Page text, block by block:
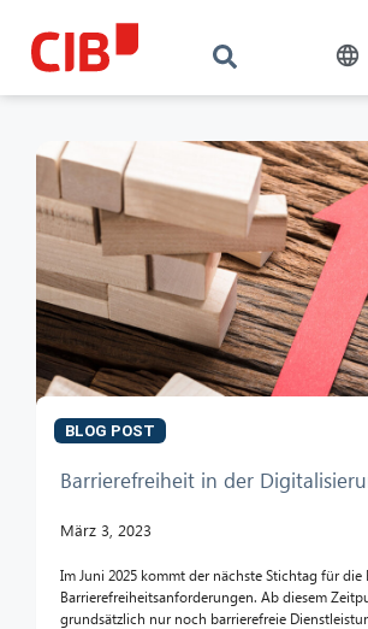
BLOG POST
Barrierefreiheit in der
März 3, 2023
Im Juni 2025 kommt der nächste Stichtag für die
Barrierefreiheitsanforderungen. Ab diesem
grundsätzlich nur noch barrierefreie
Hallo! Was kann ich für Sie tun?